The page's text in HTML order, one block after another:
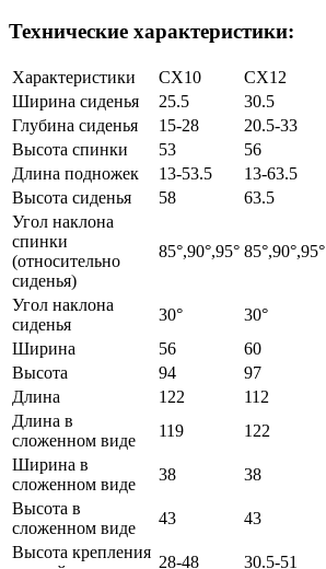
Технические характеристики:
Характеристики CX10 CX12
Ширина сиденья
25.5 30.5
Глубина сиденья
15-28 20.5-33
Высота спинки
53 56
Длина подножек
13-53.5 13-63.5
Высота сиденья
58 63.5
Угол наклона
спинки
(относительно
сиденья)
85°,90°,95° 85°,90°,95°
Угол наклона
сиденья
30° 30°
Ширина
56 60
Высота
94 97
Длина
122 112
Длина в
сложенном виде
119 122
Ширина в
сложенном виде
38 38
Высота в
сложенном виде
43 43
Высота крепления
28-48 30.5-51